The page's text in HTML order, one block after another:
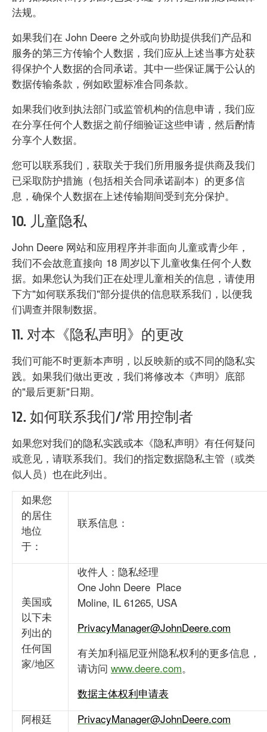
法规。
如果我们在 John Deere 之外或向协助提供我们产品和
服务的第三方传输个人数据，我们应从上述当事方处获
得保护个人数据的合同承诺。其中一些保证属于公认的
数据传输条款，例如欧盟标准合同条款。
如果我们收到执法部门或监管机构的信息申请，我们应
在分享任何个人数据之前仔细验证这些申请，然后酌情
分享个人数据。
您可以联系我们，获取关于我们所用服务提供商及我们
已采取防护措施（包括相关合同承诺副本）的更多信
息，确保个人数据在上述传输期间受到充分保护。
10. 儿童隐私
John Deere 网站和应用程序并非面向儿童或青少年，
我们不会故意直接向 18 周岁以下儿童收集任何个人数
据。如果您认为我们正在处理儿童相关的信息，请使用
下方"如何联系我们"部分提供的信息联系我们，以便我
们调查并限制数据。
11. 对本《隐私声明》的更改
我们可能不时更新本声明，以反映新的或不同的隐私实
践。如果我们做出更改，我们将修改本《声明》底部
的"最后更新"日期。
12. 如何联系我们/常用控制者
如果您对我们的隐私实践或本《隐私声明》有任何疑问
或意见，请联系我们。我们的指定数据隐私主管（或类
似人员）也在此列出。
如果您
的居住
地位
于：
联系信息：
美国或
以下未
列出的
任何国
家/地区
收件人：隐私经理
One John Deere Place
Moline, IL 61265, USA
PrivacyManager@JohnDeere.com
有关加利福尼亚州隐私权利的更多信息，
请访问 www.deere.com。
数据主体权利申请表
阿根廷
PrivacyManager@JohnDeere.com